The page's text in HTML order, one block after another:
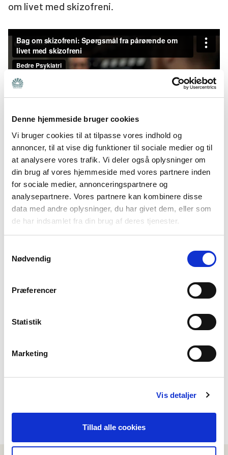
Denne hjemmeside bruger cookies
Vi bruger cookies til at tilpasse vores indhold og
annoncer, til at vise dig funktioner til sociale medier og til
at analysere vores trafik. Vi deler også oplysninger om
din brug af vores hjemmeside med vores partnere inden
for sociale medier, annonceringspartnere og
analysepartnere. Vores partnere kan kombinere disse
data med andre oplysninger, du har givet dem, eller som
de har indsamlet fra din brug af deres tjenester.
Nødvendig
Præferencer
Statistik
Marketing
Vis detaljer
Tillad alle cookies
om livet med skizofreni.
Se også de andre to videoer i serien – en om
håndtering og en omsymptomer.
om håndtering
Næste artikel
Bag om skizofreni:
Spørgsmål fra pårørende
om symptomer
Kunne du bruge indholdet på